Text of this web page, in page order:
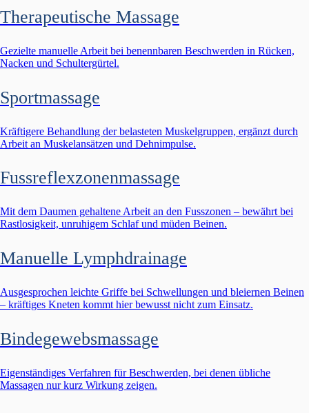
Therapeutische Massage
Gezielte manuelle Arbeit bei benennbaren Beschwerden in Rücken,
Nacken und Schultergürtel.
Sportmassage
Kräftigere Behandlung der belasteten Muskelgruppen, ergänzt durch
Arbeit an Muskelansätzen und Dehnimpulse.
Fussreflexzonenmassage
Mit dem Daumen gehaltene Arbeit an den Fusszonen – bewährt bei
Rastlosigkeit, unruhigem Schlaf und müden Beinen.
Manuelle Lymphdrainage
Ausgesprochen leichte Griffe bei Schwellungen und bleiernen Beinen
– kräftiges Kneten kommt hier bewusst nicht zum Einsatz.
Bindegewebsmassage
Eigenständiges Verfahren für Beschwerden, bei denen übliche
Massagen nur kurz Wirkung zeigen.